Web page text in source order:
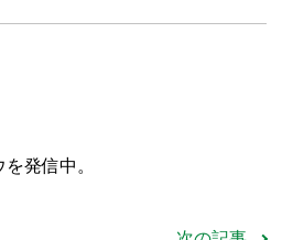
発信中。